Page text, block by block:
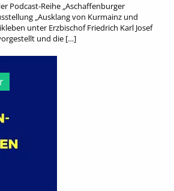
Podcast-Reihe „Aschaffenburger
„Ausklang von Kurmainz und
unter Erzbischof Friedrich Karl Josef
und die […]